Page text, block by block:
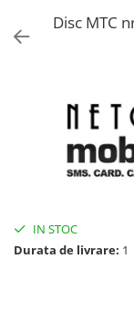
Motoburghie si
Accesorii
Drujbe, fierastraie
Drujbe pe benzina
Drujbe cu
Consumabile
Drujbe electrice
Unelte electrice
Batoze - mori
Disc MTC
IN STOC
Durata de livrare: 1